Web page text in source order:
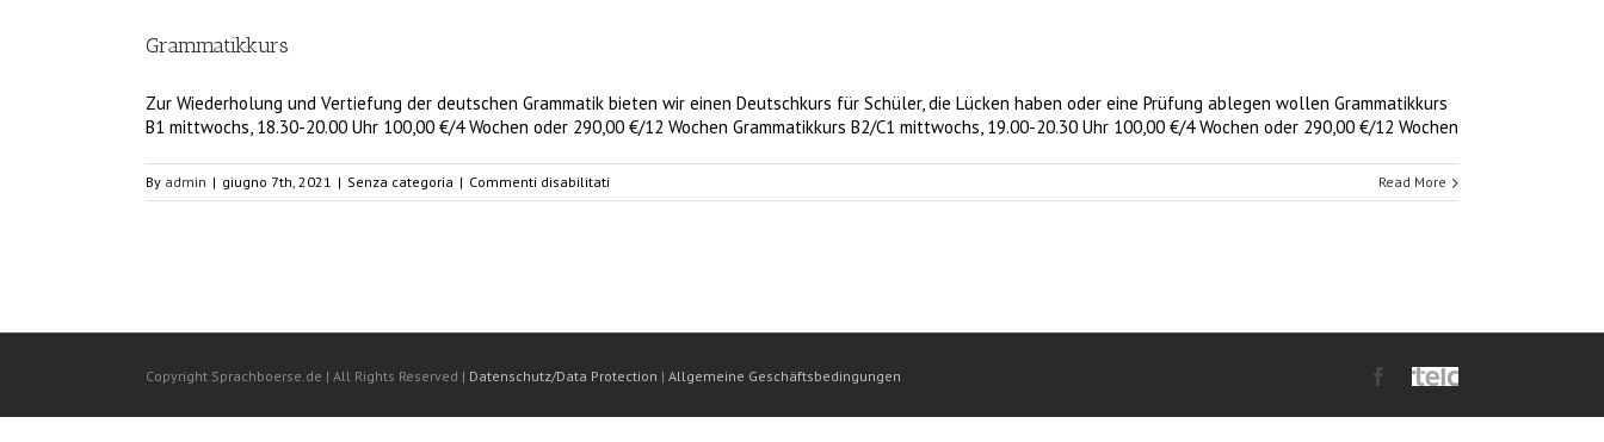
Grammatikkurs
Zur Wiederholung und Vertiefung der deutschen Grammatik bieten wir einen Deutschkurs für Schüler, die Lücken haben oder eine Prüfung ablegen wollen Grammatikkurs
B1 mittwochs, 18.30-20.00 Uhr 100,00 €/4 Wochen oder 290,00 €/12 Wochen Grammatikkurs B2/C1 mittwochs, 19.00-20.30 Uhr 100,00 €/4 Wochen oder 290,00 €/12 Wochen
By admin | giugno 7th, 2021 | Senza categoria | Commenti disabilitatisu
Grammatikkurs
Read More
Copyright Sprachboerse.de | All Rights Reserved | Datenschutz/Data Protection | Allgemeine Geschäftsbedingungen